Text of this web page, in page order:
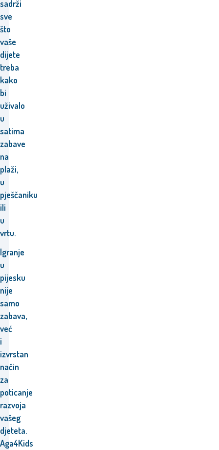
sadrži
sve
što
vaše
dijete
treba
kako
bi
uživalo
u
satima
zabave
na
plaži,
u
pješčaniku
ili
u
vrtu.
Igranje
u
pijesku
nije
samo
zabava,
već
i
izvrstan
način
za
poticanje
razvoja
vašeg
djeteta.
Aga4Kids